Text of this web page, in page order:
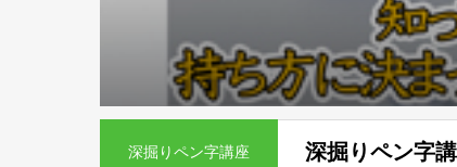
深掘りペン字講座 深掘りペン字